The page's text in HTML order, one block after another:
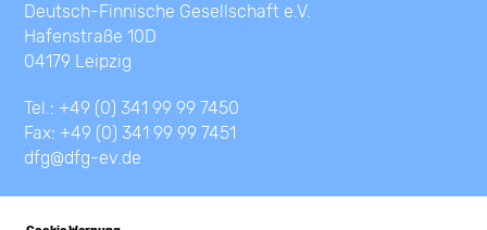
Deutsch-Finnische Gesellschaft e.V.
Hafenstraße 10D
04179 Leipzig
Tel.: +49 (0) 341 99 99 7450
Fax: +49 (0) 341 99 99 7451
dfg@dfg-ev.de